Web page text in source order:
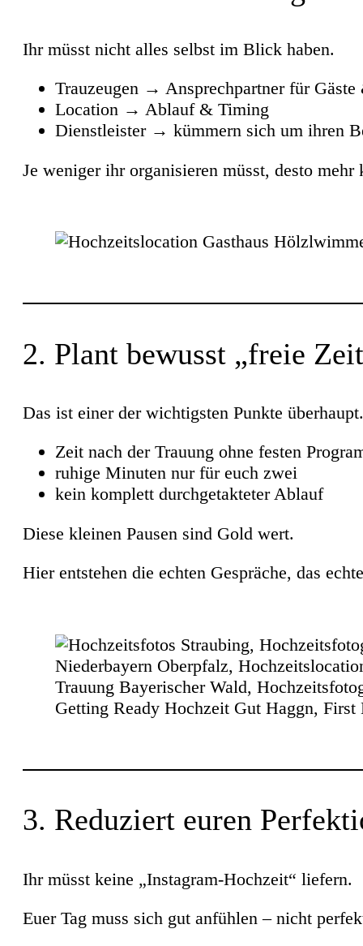
Ihr müsst nicht alles selbst im Blick haben.
Trauzeugen → Ansprechpartner für Gäste
Location → Ablauf & Timing
Dienstleister → kümmern sich um ihren
Je weniger ihr organisieren müsst, desto
2. Plant bewusst „freie
Das ist einer der wichtigsten Punkte überhaupt.
Zeit nach der Trauung ohne festen
ruhige Minuten nur für euch zwei
kein komplett durchgetakteter Ablauf
Diese kleinen Pausen sind Gold wert.
Hier entstehen die echten Gespräche, das
3. Reduziert euren
Ihr müsst keine „Instagram-Hochzeit“ liefern.
Euer Tag muss sich gut anfühlen – nicht